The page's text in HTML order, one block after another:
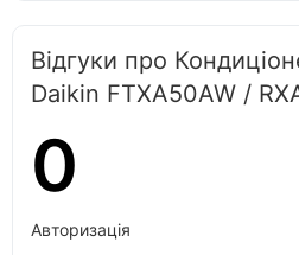
Відгуки про
Daikin FTXA50AW /
0
Авторизація